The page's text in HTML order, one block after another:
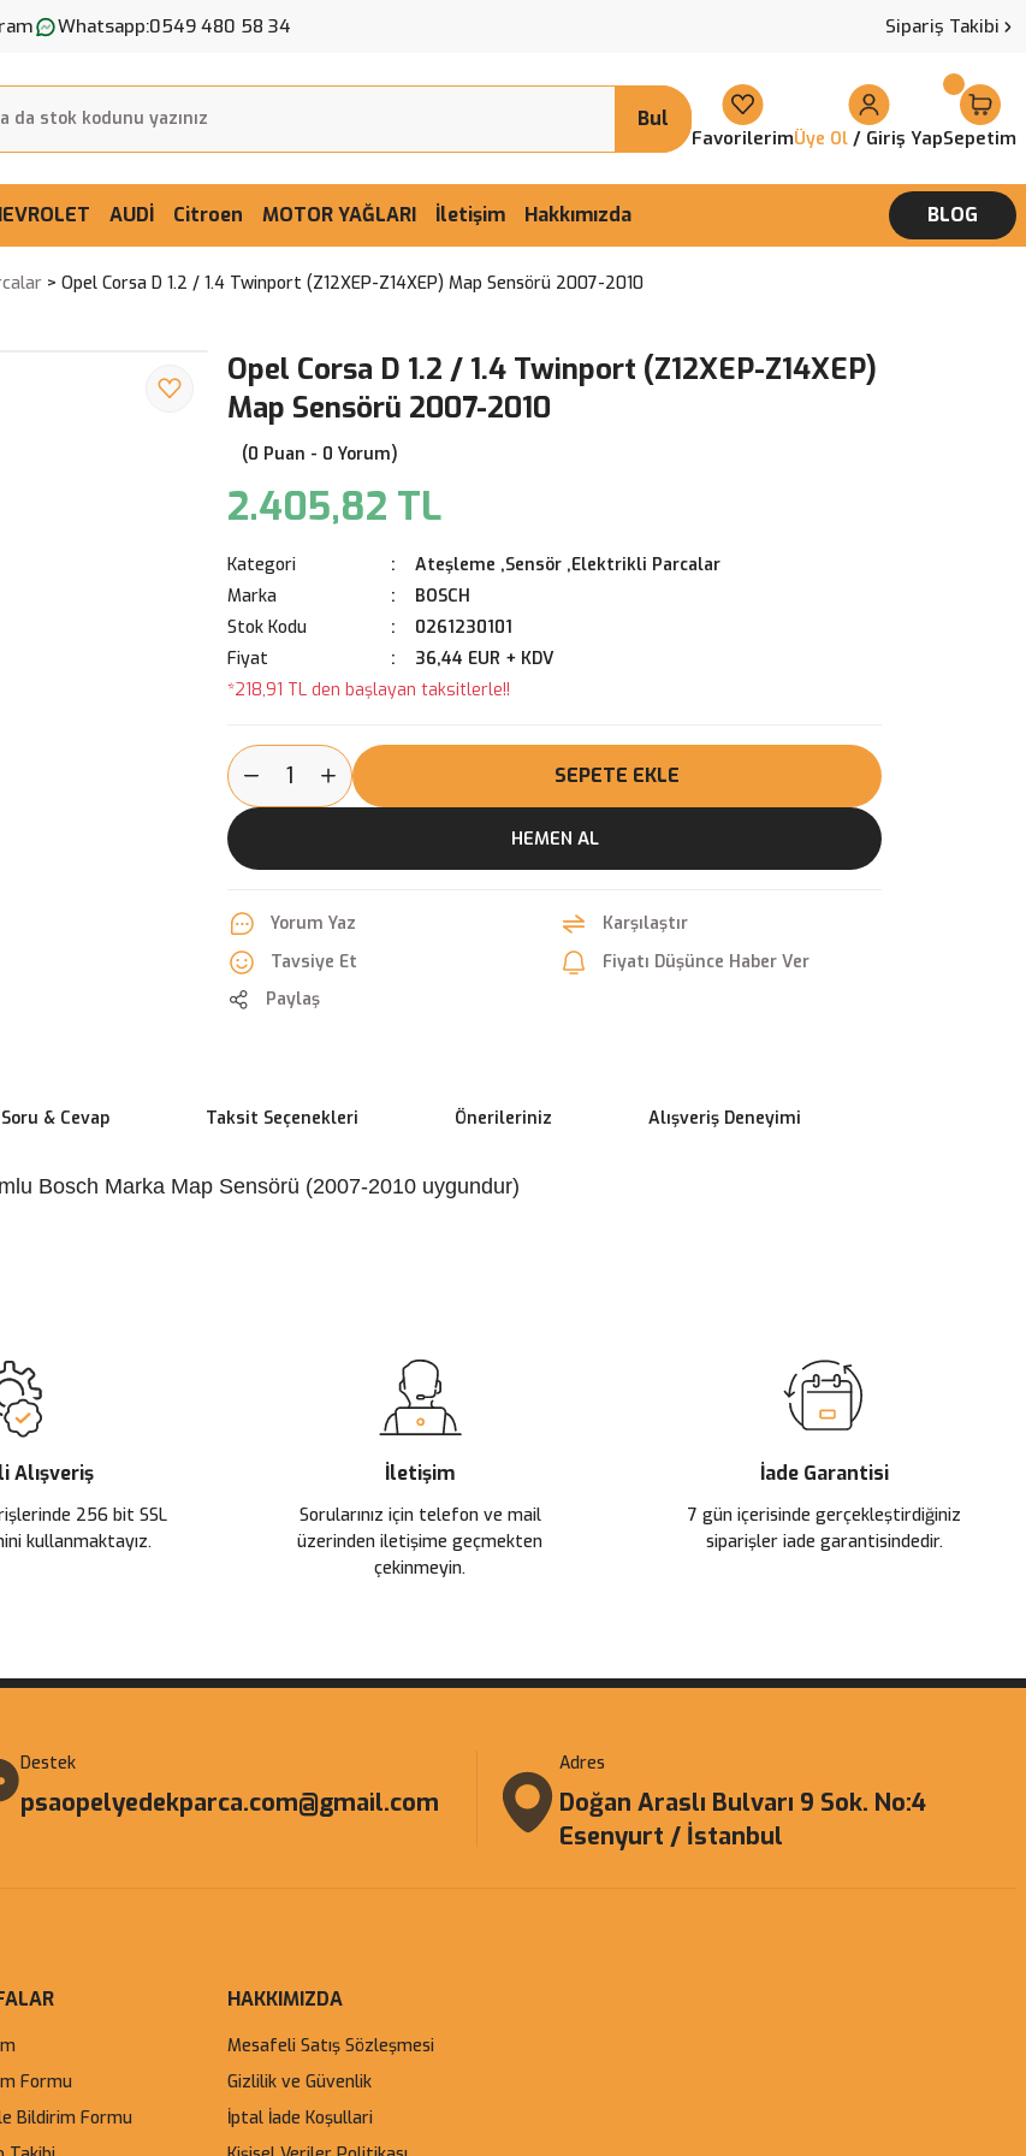
Whatsapp:0549 480 58 34 Sipariş Takibi
Bul
FavorilerimÜye Ol / Giriş YapSepetim
AUDİ Citroen MOTOR YAĞLARI İletişim Hakkımızda BLOG
Opel Corsa D 1.2 / 1.4 Twinport (Z12XEP-Z14XEP) Map Sensörü 2007-2010
Opel Corsa D 1.2 / 1.4 Twinport (Z12XEP-Z14XEP)
Map Sensörü 2007-2010
(0 Puan - 0 Yorum)
2.405,82 TL
Kategori
Ateşleme ,Sensör ,Elektrikli Parcalar
Marka
BOSCH
Stok Kodu
0261230101
Fiyat
36,44 EUR + KDV
*218,91 TL den başlayan taksitlerle!!
SEPETE EKLE
HEMEN AL
Yorum Yaz
Karşılaştır
Tavsiye Et
Fiyatı Düşünce Haber Ver
Paylaş
Soru & Cevap Taksit Seçenekleri Önerileriniz Alışveriş Deneyimi
Bosch Marka Map Sensörü (2007-2010 uygundur)
Alışveriş
256 bit SSL
kullanmaktayız.
İletişim
Sorularınız için telefon ve mail
üzerinden iletişime geçmekten
çekinmeyin.
İade Garantisi
7 gün içerisinde gerçekleştirdiğiniz
siparişler iade garantisindedir.
Destek
psaopelyedekparca.com@gmail.com
Adres
Doğan Araslı Bulvarı 9 Sok. No:4
Esenyurt / İstanbul
Formu
Bildirim Formu
HAKKIMIZDA
Mesafeli Satış Sözleşmesi
Gizlilik ve Güvenlik
İptal İade Koşullari